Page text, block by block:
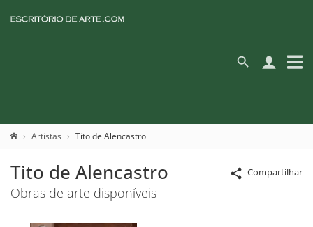
Artistas Tito de Alencastro
Compartilhar
Tito de Alencastro
Obras de arte disponíveis